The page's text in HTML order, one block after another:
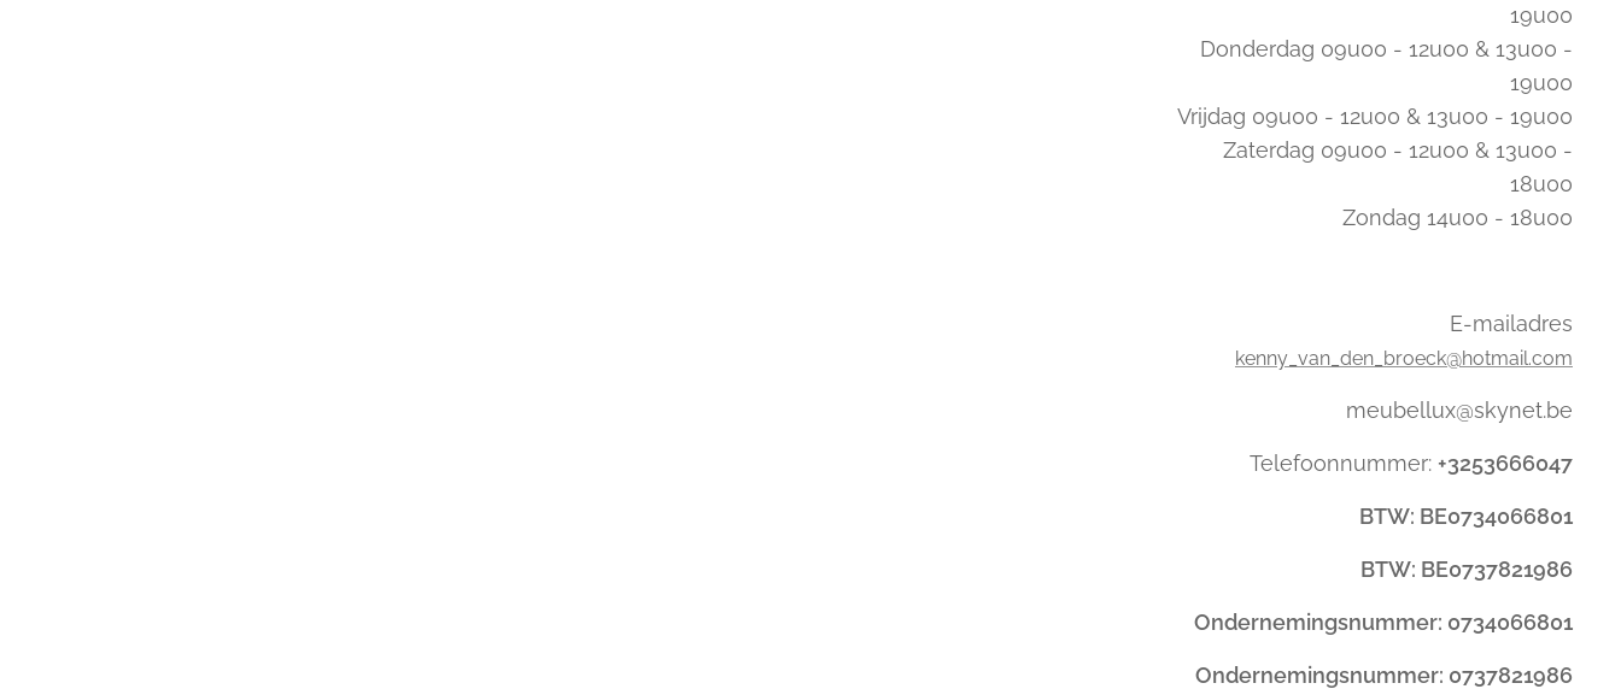
19u00
Donderdag 09u00 - 12u00 & 13u00 -
19u00
Vrijdag 09u00 - 12u00 & 13u00 - 19u00
Zaterdag 09u00 - 12u00 & 13u00 -
18u00
Zondag 14u00 - 18u00
E-mailadres
kenny_van_den_broeck@hotmail.com
meubellux@skynet.be
Telefoonnummer: +3253666047
BTW: BE0734066801
BTW: BE0737821986
Ondernemingsnummer: 0734066801
Ondernemingsnummer: 0737821986